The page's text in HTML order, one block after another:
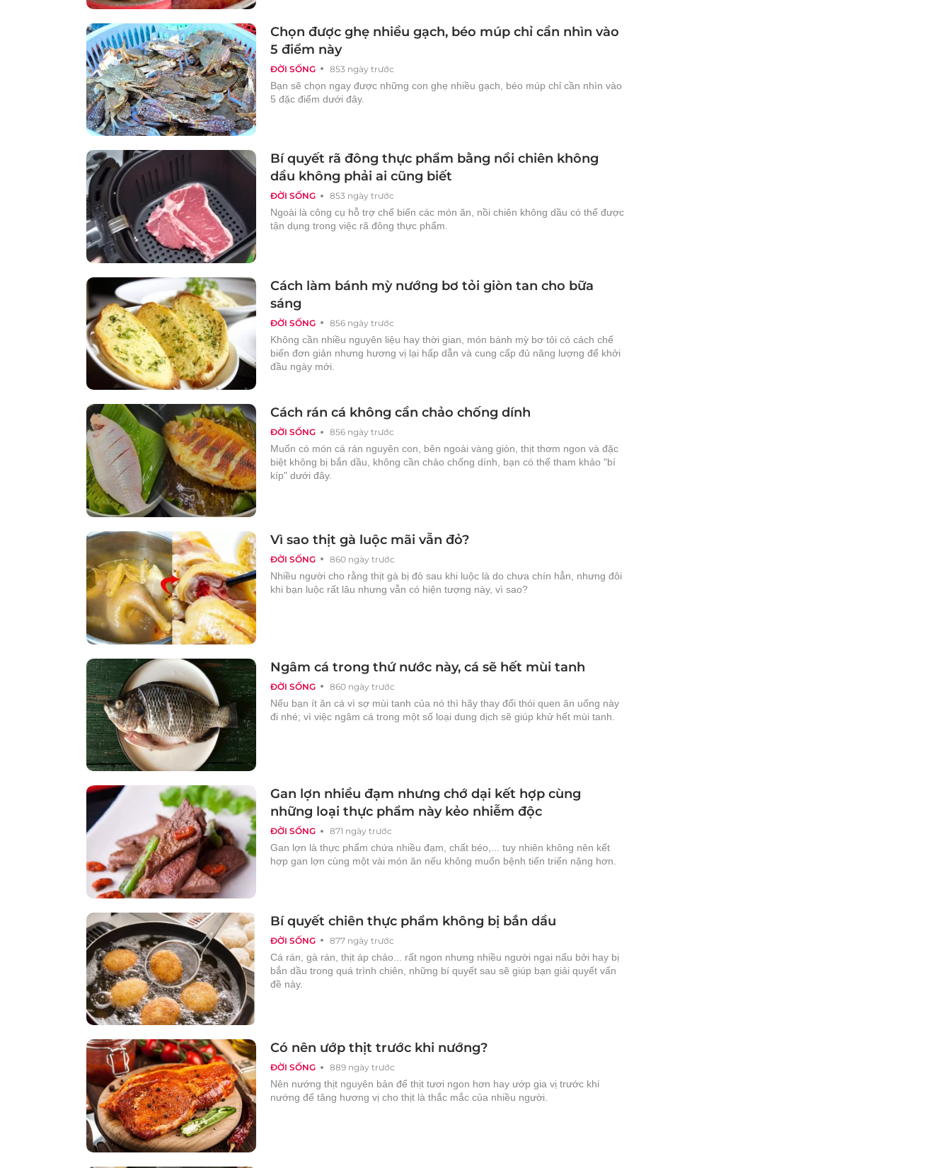
ĐỜI SỐNG 853 ngày trước
Chọn được ghẹ nhiều gạch, béo múp chỉ cần nhìn vào
5 điểm này
Bạn sẽ chọn ngay được những con ghẹ nhiều gạch, béo múp chỉ cần nhìn vào
5 đặc điểm dưới đây.
ĐỜI SỐNG 853 ngày trước
Bí quyết rã đông thực phẩm bằng nồi chiên không
dầu không phải ai cũng biết
Ngoài là công cụ hỗ trợ chế biến các món ăn, nồi chiên không dầu có thể được
tận dụng trong việc rã đông thực phẩm.
ĐỜI SỐNG 856 ngày trước
Cách làm bánh mỳ nướng bơ tỏi giòn tan cho bữa
sáng
Không cần nhiều nguyên liệu hay thời gian, món bánh mỳ bơ tỏi có cách chế
biến đơn giản nhưng hương vị lại hấp dẫn và cung cấp đủ năng lượng để khởi
đầu ngày mới.
ĐỜI SỐNG 856 ngày trước
Cách rán cá không cần chảo chống dính
Muốn có món cá rán nguyên con, bên ngoài vàng giòn, thịt thơm ngon và đặc
biệt không bị bắn dầu, không cần chảo chống dính, bạn có thể tham khảo "bí
kíp" dưới đây.
ĐỜI SỐNG 860 ngày trước
Vì sao thịt gà luộc mãi vẫn đỏ?
Nhiều người cho rằng thịt gà bị đỏ sau khi luộc là do chưa chín hẳn, nhưng đôi
khi bạn luộc rất lâu nhưng vẫn có hiện tượng này, vì sao?
ĐỜI SỐNG 860 ngày trước
Ngâm cá trong thứ nước này, cá sẽ hết mùi tanh
Nếu bạn ít ăn cá vì sợ mùi tanh của nó thì hãy thay đổi thói quen ăn uống này
đi nhé; vì việc ngâm cá trong một số loại dung dịch sẽ giúp khử hết mùi tanh.
ĐỜI SỐNG 871 ngày trước
Gan lợn nhiều đạm nhưng chớ dại kết hợp cùng
những loại thực phẩm này kẻo nhiễm độc
Gan lợn là thực phẩm chứa nhiều đạm, chất béo,... tuy nhiên không nên kết
hợp gan lợn cùng một vài món ăn nếu không muốn bệnh tiến triển nặng hơn.
ĐỜI SỐNG 877 ngày trước
Bí quyết chiên thực phẩm không bị bắn dầu
Cá rán, gà rán, thịt áp chảo... rất ngon nhưng nhiều người ngại nấu bởi hay bị
bắn dầu trong quá trình chiên, những bí quyết sau sẽ giúp bạn giải quyết vấn
đề này.
ĐỜI SỐNG 889 ngày trước
Có nên ướp thịt trước khi nướng?
Nên nướng thịt nguyên bản để thịt tươi ngon hơn hay ướp gia vị trước khi
nướng để tăng hương vị cho thịt là thắc mắc của nhiều người.